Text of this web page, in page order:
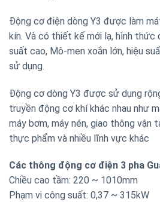
Động cơ điện dòng Y3 được làm
kín. Và có thiết kế mới lạ, hình thức
suất cao, Mô-men xoắn lớn, hiệu
sử dụng.
Động cơ dòng Y3 được sử dụng
truyền động cơ khí khác nhau như
máy bơm, máy nén, giao thông vận
thực phẩm và nhiều lĩnh vực khác
Các thông động cơ điện 3 pha
Chiều cao tầm: 220 ~ 1010mm
Phạm vi công suất: 0,37 ~ 315kW